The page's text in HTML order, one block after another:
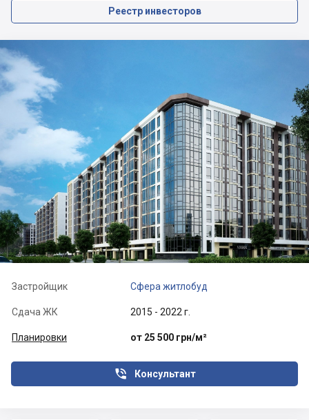
Реестр инвесторов
Застройщик Сфера житлобуд
Сдача ЖК 2015 - 2022 г.
Планировки от 25 500 грн/м²
Консультант
